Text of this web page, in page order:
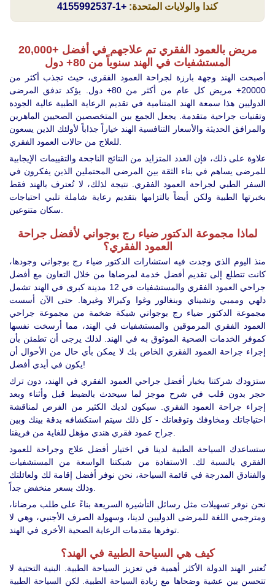
كندا والولايات المتحدة: +1-4155992537
20,000+ مريض بالعمود الفقري تم علاجهم في أفضل
المستشفيات في الهند سنوياً من 80+ دول
أصبحت الهند وجهة بارزة لجراحة العمود الفقري، حيث تجذب أكثر من
20000+ مريض كل عام من أكثر من 80+ دول. يؤكد تدفق المرضى
الدوليين هذا سمعة الهند المتنامية في تقديم الرعاية الطبية عالية الجودة
وتقنيات جراحية متقدمة. يجعل الجمع بين المتخصصين الصحيين الماهرين
والمرافق الحديثة والأسعار التنافسية الهند خياراً جذاباً لأولئك الذين يسعون
علاوة على ذلك، فإن العدد المتزايد من النتائج الناجحة والتقييمات الإيجابية
للمرضى يساهم في بناء الثقة بين المرضى المحتملين الذين يفكرون في
السفر الطبي لجراحة العمود الفقري. نتيجة لذلك، لا تُعترف بالهند فقط
بخبرتها الطبية ولكن أيضاً بالتزامها بتقديم رعاية شاملة تلبي احتياجات
لماذا مجموعة الدكتور ضياء رج بوجواني لأفضل جراحة
العمود الفقري؟
منذ اليوم الذي وجدت فيه استشارات الدكتور ضياء رج بوجواني وجودها،
كانت تتطلع إلى تقديم أفضل خدمة لمرضاها من خلال التعاون مع أفضل
جراحي العمود الفقري والمستشفيات في 12 مدينة كبرى في الهند تشمل
دلهي وممبي وتشيناي وبنغالور وغوا وكيرالا وغيرها. حتى الآن أسست
مجموعة الدكتور ضياء رج بوجواني شبكة ضخمة من مجموعة جراحي
العمود الفقري المرموقين والمستشفيات في الهند، مما أرسخت نفسها
كموفر الخدمات الصحية الموثوق به في الهند. لذلك يرجى أن تطمئن بأن
إجراء جراحة العمود الفقري الخاص بك لا يمكن بأي حال من الأحوال أن
يكون في أيدي أفضل!
ستزودك شركتنا بخيار أفضل جراحي العمود الفقري في الهند، دون ترك
حجر بدون قلب في شرح موجز لما سيحدث بالضبط قبل وأثناء وبعد
إجراء جراحة العمود الفقري. سيكون لديك الكثير من الفرص لمناقشة
احتياجاتك ومخاوفك وتوقعاتك - كل ذلك سيتم استكشافه بدقة بينك وبين
ستساعدك السياحة الطبية لدينا في اختيار أفضل علاج وجراحة للعمود
الفقري بالنسبة لك. الاستفادة من شبكتنا الواسعة من المستشفيات
والفنادق المدرجة في قائمة السياحة، نحن نوفر أفضل إقامة لك ولعائلتك
نحن نوفر تسهيلات مثل رسائل التأشيرة السريعة بناءً على طلب مرضانا،
ومترجمي اللغة للمرضى الدوليين لدينا، وسهولة الصرف الأجنبي، وهي لا
كيف هي السياحة الطبية في الهند؟
تُعتبر الهند الدولة الأكثر أهمية في تعزيز السياحة الطبية. البنية التحتية لا
تتحسن بين عشية وضحاها مع زيادة السياحة الطبية. لكن السياحة الطبية